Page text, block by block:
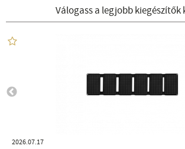
Válogass a legjobb kiegészítők
2026.07.17